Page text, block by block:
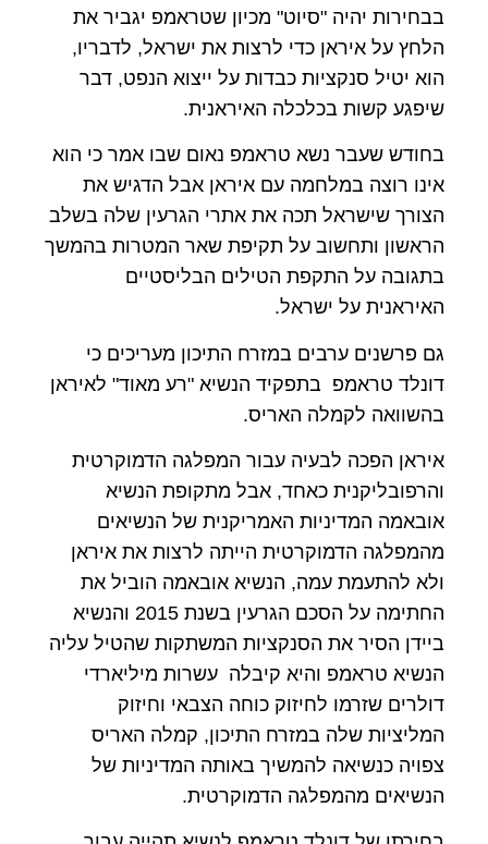
בבחירות יהיה "סיוט" מכיון שטראמפ יגביר את
הלחץ על איראן כדי לרצות את ישראל, לדבריו,
הוא יטיל סנקציות כבדות על ייצוא הנפט, דבר
שיפגע קשות בכלכלה האיראנית.
בחודש שעבר נשא טראמפ נאום שבו אמר כי הוא
אינו רוצה במלחמה עם איראן אבל הדגיש את
הצורך שישראל תכה את אתרי הגרעין שלה בשלב
הראשון ותחשוב על תקיפת שאר המטרות בהמשך
בתגובה על התקפת הטילים הבליסטיים
האיראנית על ישראל.
גם פרשנים ערבים במזרח התיכון מעריכים כי
דונלד טראמפ בתפקיד הנשיא "רע מאוד" לאיראן
בהשוואה לקמלה האריס.
איראן הפכה לבעיה עבור המפלגה הדמוקרטית
והרפובליקנית כאחד, אבל מתקופת הנשיא
אובאמה המדיניות האמריקנית של הנשיאים
מהמפלגה הדמוקרטית הייתה לרצות את איראן
ולא להתעמת עמה, הנשיא אובאמה הוביל את
החתימה על הסכם הגרעין בשנת 2015 והנשיא
ביידן הסיר את הסנקציות המשתקות שהטיל עליה
הנשיא טראמפ והיא קיבלה עשרות מיליארדי
דולרים שזרמו לחיזוק כוחה הצבאי וחיזוק
המליציות שלה במזרח התיכון, קמלה האריס
צפויה כנשיאה להמשיך באותה המדיניות של
הנשיאים מהמפלגה הדמוקרטית.